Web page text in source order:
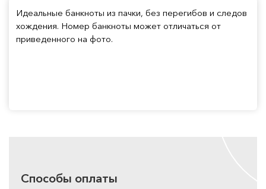
Идеальные банкноты из пачки, без перегибов и следов
хождения. Номер банкноты может отличаться от
приведенного на фото.
Способы оплаты